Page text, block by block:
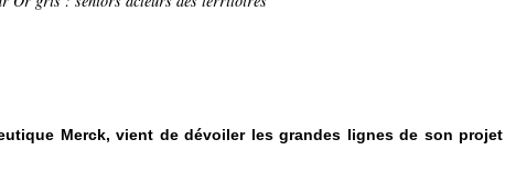
Merck, vient de dévoiler les grandes lignes de son projet